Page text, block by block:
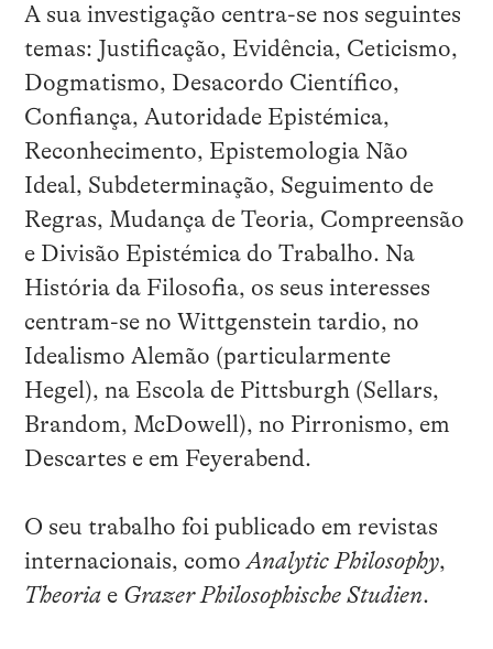
A sua investigação centra-se nos seguintes
temas: Justificação, Evidência, Ceticismo,
Dogmatismo, Desacordo Científico,
Confiança, Autoridade Epistémica,
Reconhecimento, Epistemologia Não
Ideal, Subdeterminação, Seguimento de
Regras, Mudança de Teoria, Compreensão
e Divisão Epistémica do Trabalho. Na
História da Filosofia, os seus interesses
centram-se no Wittgenstein tardio, no
Idealismo Alemão (particularmente
Hegel), na Escola de Pittsburgh (Sellars,
Brandom, McDowell), no Pirronismo, em
Descartes e em Feyerabend.
O seu trabalho foi publicado em revistas
internacionais, comoAnalytic Philosophy,
Theoriae Grazer Philosophische Studien.